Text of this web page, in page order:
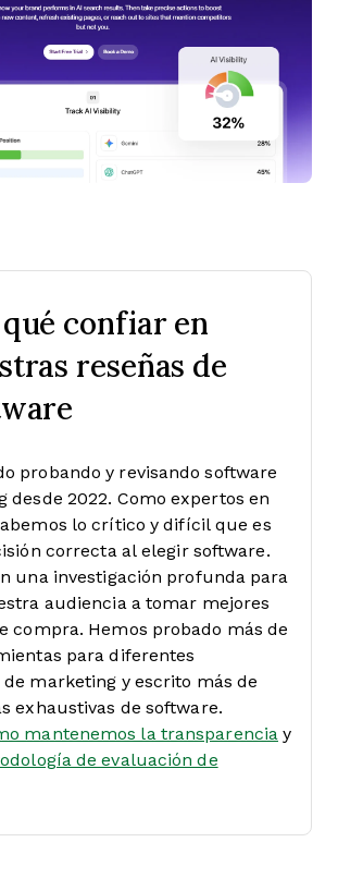
confiar en
reseñas de
probando y revisando software
desde 2022. Como expertos en
lo crítico y difícil que es
correcta al elegir software.
una investigación profunda para
audiencia a tomar mejores
compra. Hemos probado más de
para diferentes
de marketing y escrito más de
exhaustivas de software.
mantenemos la transparencia y
de evaluación de